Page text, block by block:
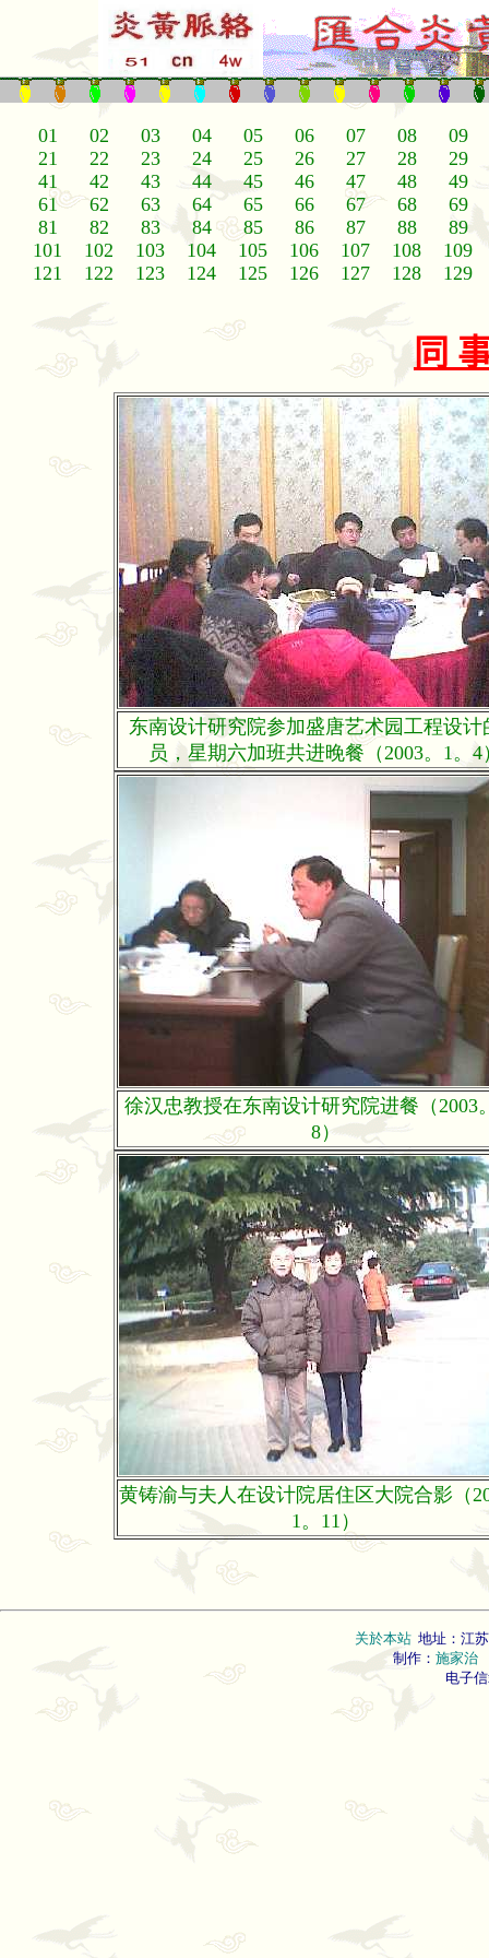
01 02 03 04 05 06 07 08
09
21
22 23 24 25 26 27 28
29
41
42 43 44 45 46 47 48
49
61
62 63 64 65 66 67 68
69
81
82 83 84 85 86 87 88
89
101
102 103 104 105 106 107 108
109
121
122 123 124 125 126 127 128 129
同
东南设计研究院参加盛唐艺术园工程设计
员，星期六加班共进晚餐（2003。1。4
徐汉忠教授在东南设计研究院进餐（2003
8）
黄铸渝与夫人在设计院居住区大院合影（
1。11）
关於本站 地址：江
制作： 施家治
电子